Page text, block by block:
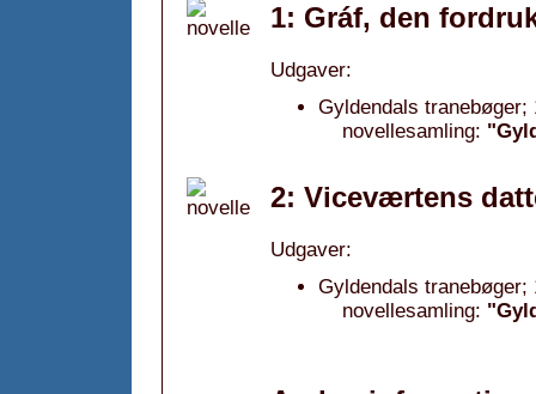
1: Gráf, den
Udgaver:
Gyldendals tranebøger;
novellesamling:
2: Viceværtens
Udgaver:
Gyldendals tranebøger;
novellesamling: